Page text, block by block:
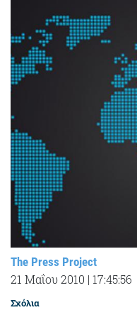
The Press Project
21 Μαΐου 2010 | 17:45:56
Σχόλια